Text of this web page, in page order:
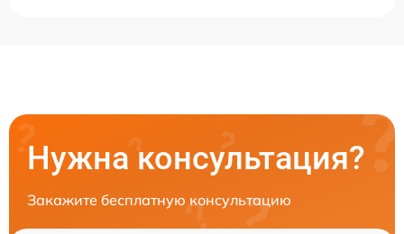
Нужна консультация?
Закажите бесплатную консультацию